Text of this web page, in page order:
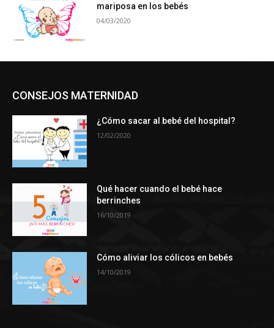
mariposa en los bebés
04/03/2020
CONSEJOS MATERNIDAD
¿Cómo sacar al bebé del hospital?
12/02/2020
Qué hacer cuando el bebé hace
berrinches
16/10/2019
Cómo aliviar los cólicos en bebés
14/10/2019